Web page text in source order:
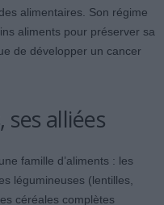
alimentaires. Son régime
aliments pour préserver sa
de développer un cancer
ses alliées
famille d’aliments : les
légumineuses (lentilles,
céréales complètes